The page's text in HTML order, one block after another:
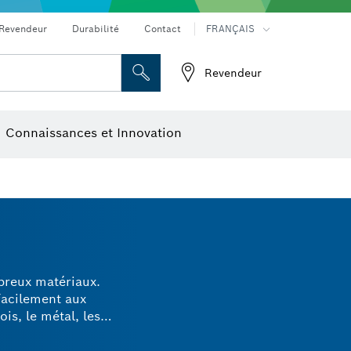
Revendeur Durabilité Contact FRANÇAIS
Revendeur
Connaissances et Innovation
matériaux.
aux
le métal, les